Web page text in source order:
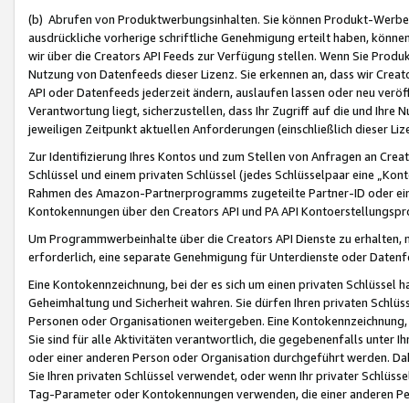
(b) Abrufen von Produktwerbungsinhalten. Sie können Produkt-
ausdrückliche vorherige schriftliche Genehmigung erteilt haben,
wir über die Creators API Feeds zur Verfügung stellen. Wenn Sie
Nutzung von Datenfeeds dieser Lizenz. Sie erkennen an, dass wir
API oder Datenfeeds jederzeit ändern, auslaufen lassen oder neu
Verantwortung liegt, sicherzustellen, dass Ihr Zugriff auf die und Ihre
jeweiligen Zeitpunkt aktuellen Anforderungen (einschließlich dieser
Zur Identifizierung Ihres Kontos und zum Stellen von Anfragen an
Schlüssel und einem privaten Schlüssel (jedes Schlüsselpaar eine
Rahmen des Amazon-Partnerprogramms zugeteilte Partner-ID oder
Kontokennungen über den Creators API und PA API
Um Programmwerbeinhalte über die Creators API Dienste zu
erforderlich, eine separate Genehmigung für Unterdienste oder
Eine Kontokennzeichnung, bei der es sich um einen privaten
Geheimhaltung und Sicherheit wahren. Sie dürfen Ihren privaten
Personen oder Organisationen weitergeben. Eine
Sie sind für alle Aktivitäten verantwortlich, die gegebenenfalls unter
oder einer anderen Person oder Organisation durchgeführt werden.
Sie Ihren privaten Schlüssel verwendet, oder wenn Ihr privater
Tag-Parameter oder Kontokennungen verwenden, die einer anderen